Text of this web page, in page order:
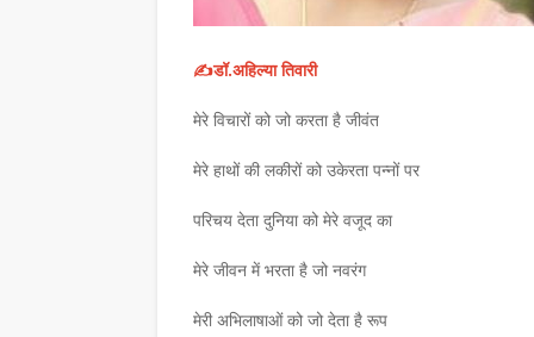
✍️डॉ.अहिल्या तिवारी
मेरे विचारों को जो करता है जीवंत
मेरे हाथों की लकीरों को उकेरता पन्नों पर
परिचय देता दुनिया को मेरे वजूद का
मेरे जीवन में भरता है जो नवरंग
मेरी अभिलाषाओं को जो देता है रूप